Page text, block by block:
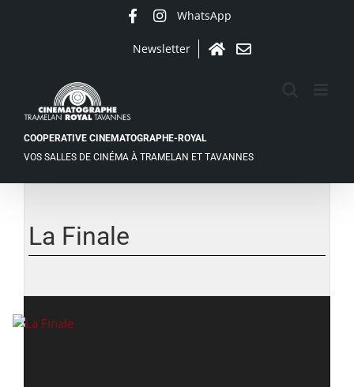
WhatsApp
Newsletter
AccueilContact
COOPERATIVE CINEMATOGRAPHE-ROYAL
VOS SALLES DE CINÉMA À TRAMELAN ET TAVANNES
agrandie
La Finale